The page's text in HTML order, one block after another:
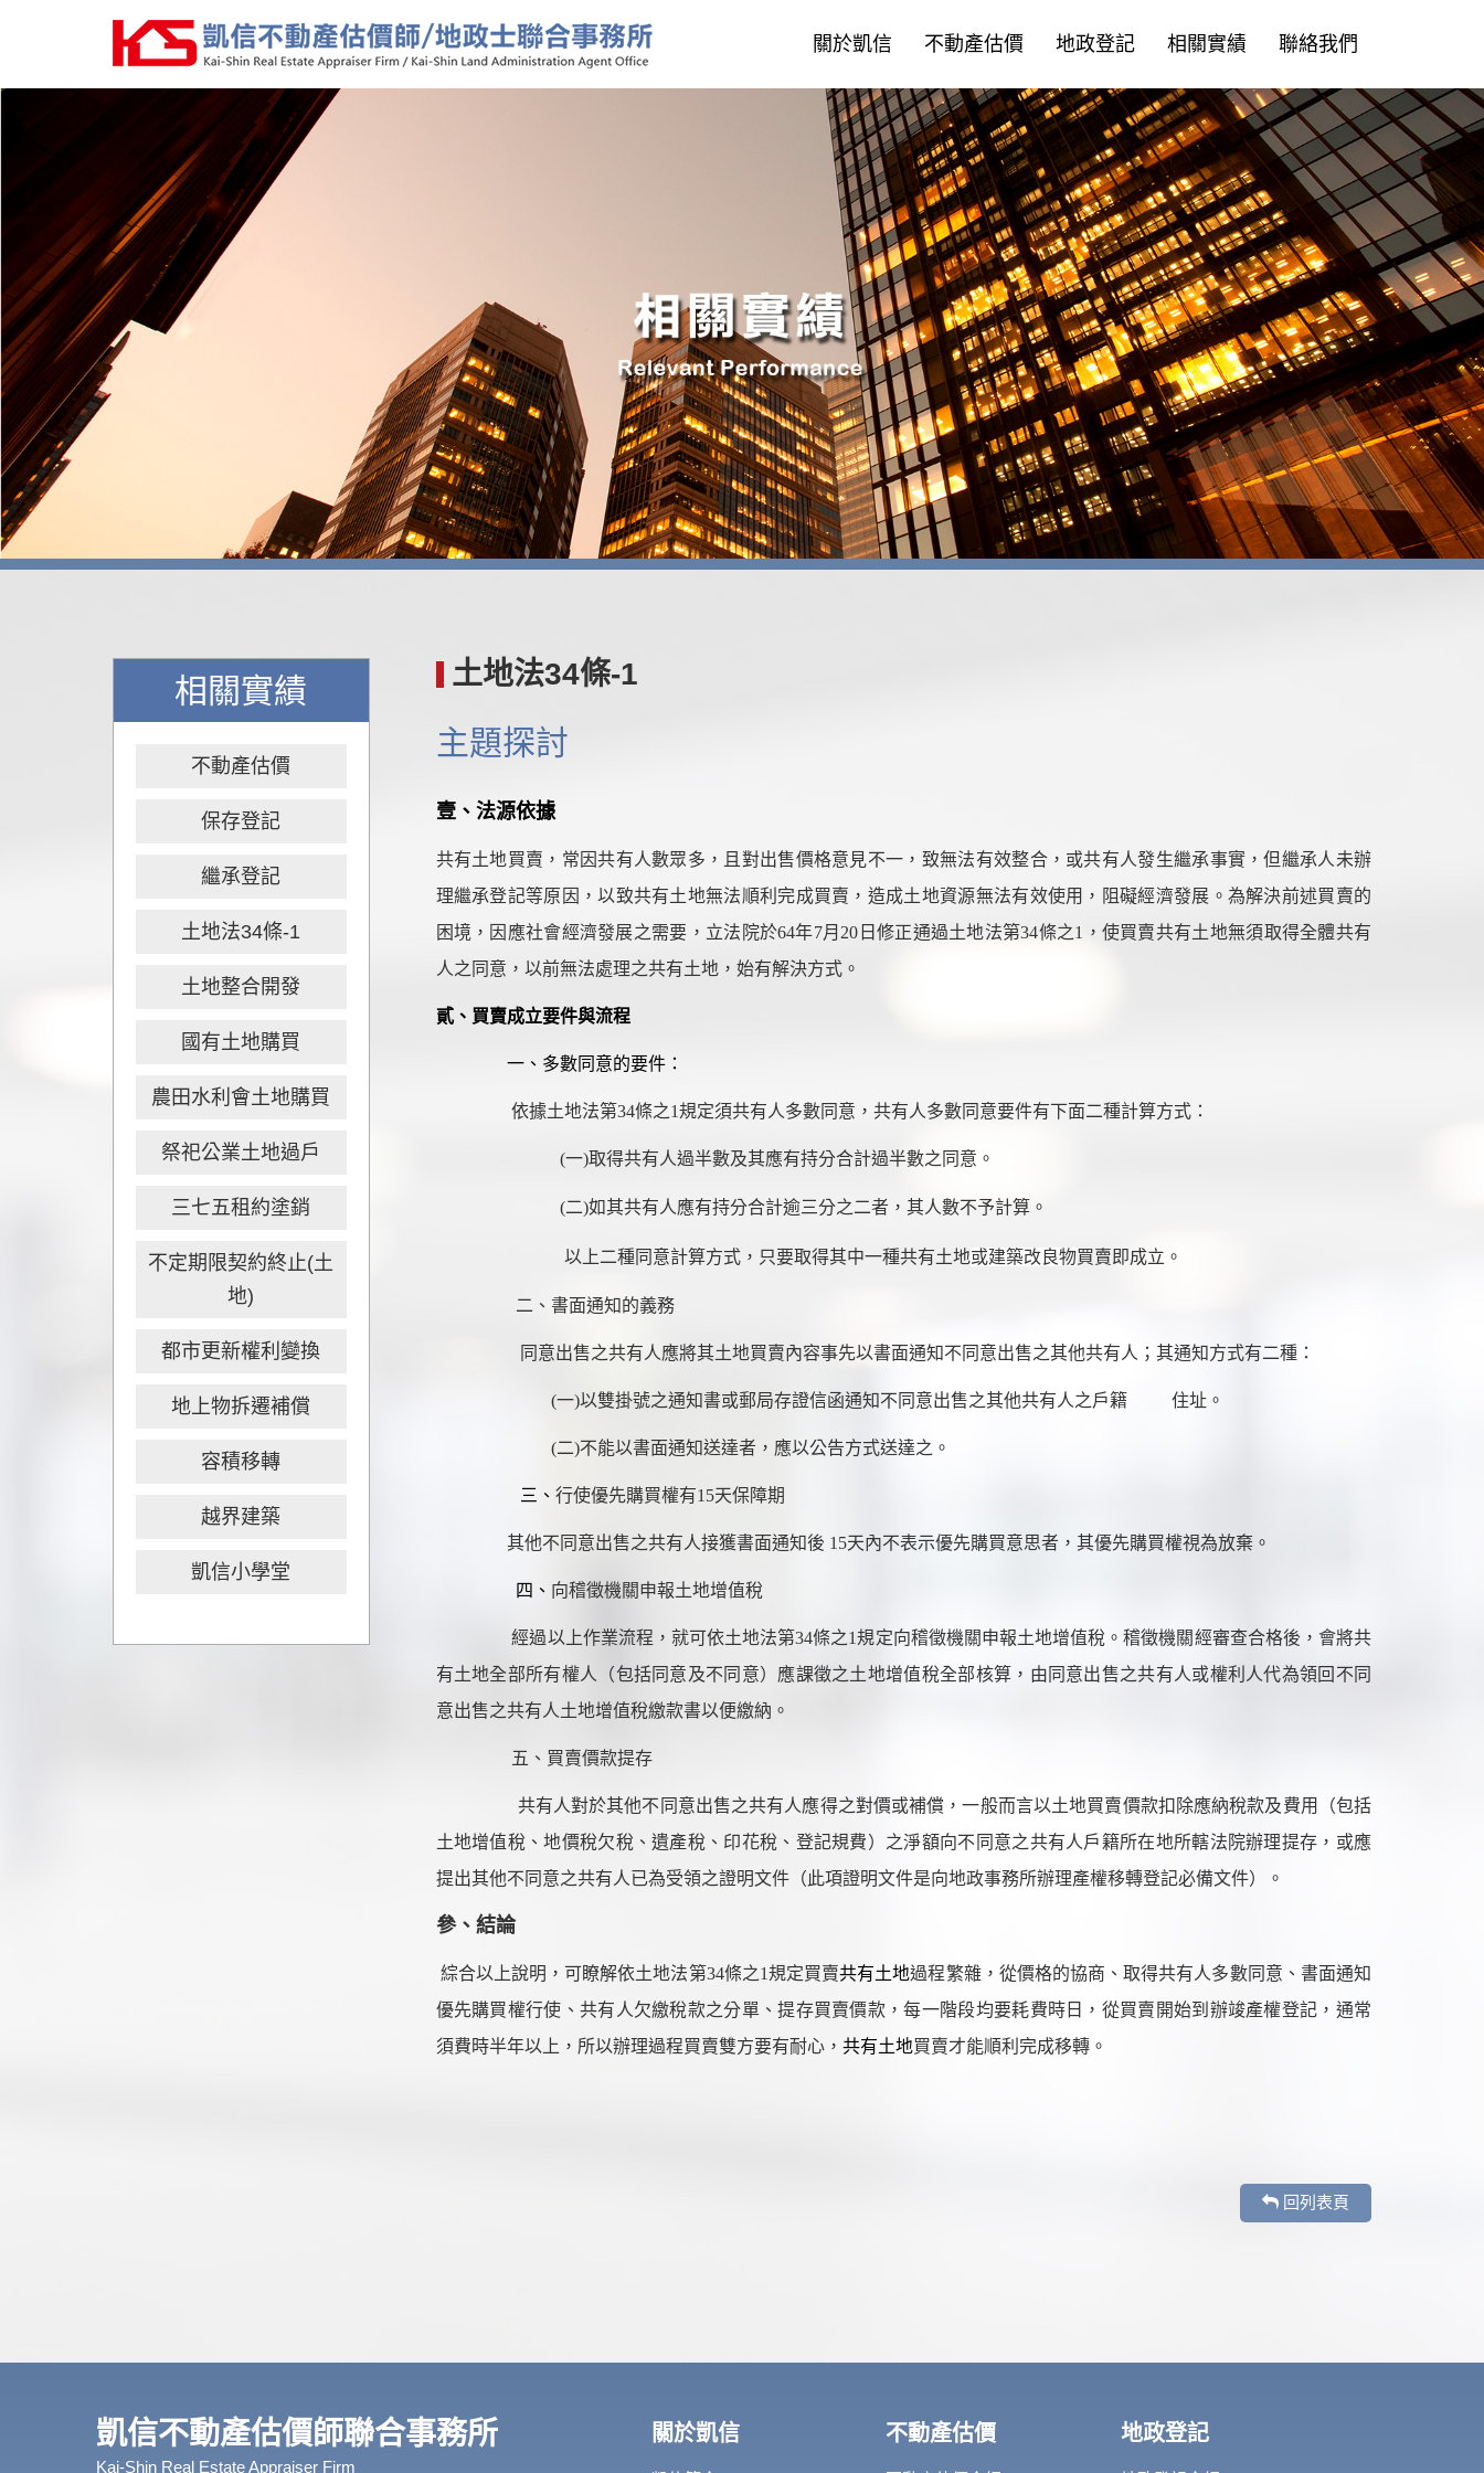
關於凱信 不動產估價 地政登記 相關實績 聯絡我們
相關實績
不動產估價
保存登記
繼承登記
土地法34條-1
土地整合開發
國有土地購買
農田水利會土地購買
祭祀公業土地過戶
三七五租約塗銷
不定期限契約終止(土
地)
都市更新權利變換
地上物拆遷補償
容積移轉
越界建築
凱信小學堂
土地法34條-1
主題探討
壹、法源依據
共有土地買賣，常因共有人數眾多，且對出售價格意見不一，致無法有效整合，或共有人發生繼承事實，但繼承人未辦
理繼承登記等原因，以致共有土地無法順利完成買賣，造成土地資源無法有效使用，阻礙經濟發展。為解決前述買賣的
困境，因應社會經濟發展之需要，立法院於64年7月20日修正通過土地法第34條之1，使買賣共有土地無須取得全體共有
人之同意，以前無法處理之共有土地，始有解決方式。
貳、買賣成立要件與流程
一、 多數同意的要件：
依據土地法第34條之1規定須共有人多數同意，共有人多數同意要件有下面二種計算方式：
(一)取得共有人過半數及其應有持分合計過半數之同意。
(二)如其共有人應有持分合計逾三分之二者，其人數不予計算。
以上二種同意計算方式，只要取得其中一種共有土地或建築改良物買賣即成立。
二、 書面通知的義務
同意出售之共有人應將其土地買賣內容事先以書面通知不同意出售之其他共有人；其通知方式有二種：
(一)以雙掛號之通知書或郵局存證信函通知不同意出售之其他共有人之戶籍 住址。
(二)不能以書面通知送達者，應以公告方式送達之。
三、 行使優先購買權有15天保障期
其他不同意出售之共有人接獲書面通知後 15天內不表示優先購買意思者，其優先購買權視為放棄。
四、 向稽徵機關申報土地增值稅
經過以上作業流程，就可依土地法第34條之1規定向稽徵機關申報土地增值稅。稽徵機關經審查合格後，會將共
有土地全部所有權人（包括同意及不同意）應課徵之土地增值稅全部核算，由同意出售之共有人或權利人代為領回不同
意出售之共有人土地增值稅繳款書以便繳納。
五、 買賣價款提存
共有人對於其他不同意出售之共有人應得之對價或補償，一般而言以土地買賣價款扣除應納稅款及費用（包括
土地增值稅、地價稅欠稅、遺產稅、印花稅、登記規費）之淨額向不同意之共有人戶籍所在地所轄法院辦理提存，或應
提出其他不同意之共有人已為受領之證明文件（此項證明文件是向地政事務所辦理產權移轉登記必備文件）。
參、結論
綜合以上說明，可瞭解依土地法第34條之1規定買賣共有土地過程繁雜，從價格的協商、取得共有人多數同意、書面通知
優先購買權行使、共有人欠繳稅款之分單、提存買賣價款，每一階段均要耗費時日，從買賣開始到辦竣產權登記，通常
須費時半年以上，所以辦理過程買賣雙方要有耐心， 共有土地買賣才能順利完成移轉。
回列表頁
凱信不動產估價師聯合事務所
Kai-Shin Real Estate Appraiser Firm
關於凱信 不動產估價 地政登記